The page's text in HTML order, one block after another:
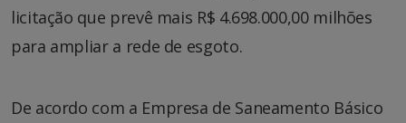
licitação que prevê mais R$ 4.698.000,00 milhões
para ampliar a rede de esgoto.
De acordo com a Empresa de Saneamento Básico